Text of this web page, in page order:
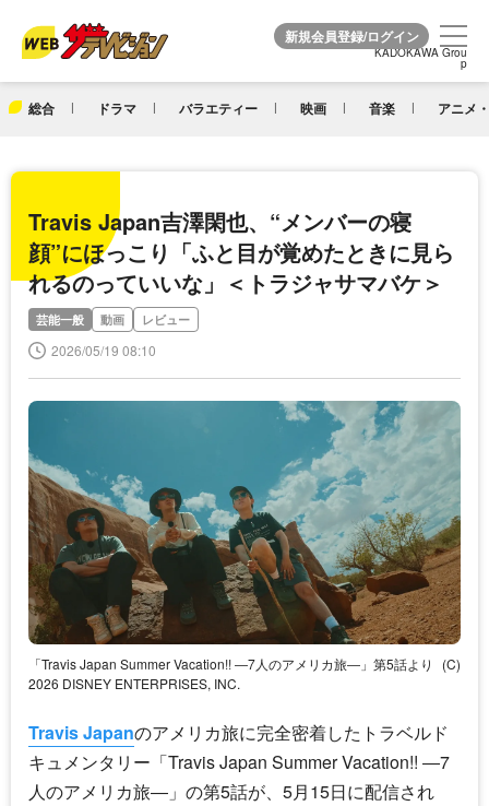
KADOKAWA Grou
p
総合 ドラマ バラエティー 映画 音楽 アニメ
KADOKAWA Grou
p
Travis Japan吉澤閑也、“メンバーの寝
顔”にほっこり「ふと目が覚めたときに見ら
れるのっていいな」＜トラジャサマバケ＞
芸能一般 動画 レビュー
2026/05/19 08:10
「Travis Japan Summer Vacation!! ―7人のアメリカ旅―」第5話より
(C)
2026 DISNEY ENTERPRISES, INC.
Travis Japanのアメリカ旅に完全密着したトラベルド
キュメンタリー「Travis Japan Summer Vacation!! ―7
人のアメリカ旅―」の第5話が、5月15日に配信され